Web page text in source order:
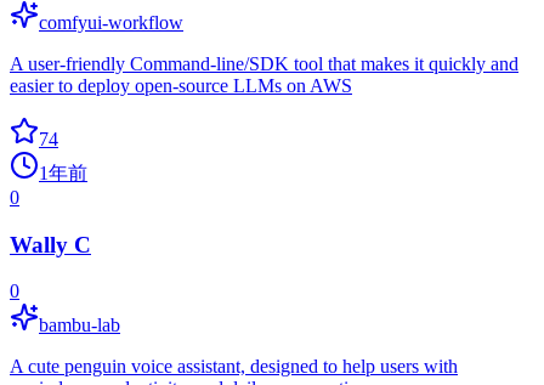
comfyui-workflow
A user-friendly Command-line/SDK tool that makes it quickly and
easier to deploy open-source LLMs on AWS
74
1年前
0
Wally C
0
bambu-lab
A cute penguin voice assistant, designed to help users with